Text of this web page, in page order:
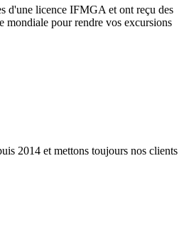
d'une licence IFMGA et ont reçu des
mondiale pour rendre vos excursions
2014 et mettons toujours nos clients